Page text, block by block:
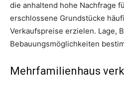
die anhaltend hohe Nachfrage
erschlossene Grundstücke
Verkaufspreise erzielen. Lage,
Bebauungsmöglichkeiten
Mehrfamilienhaus